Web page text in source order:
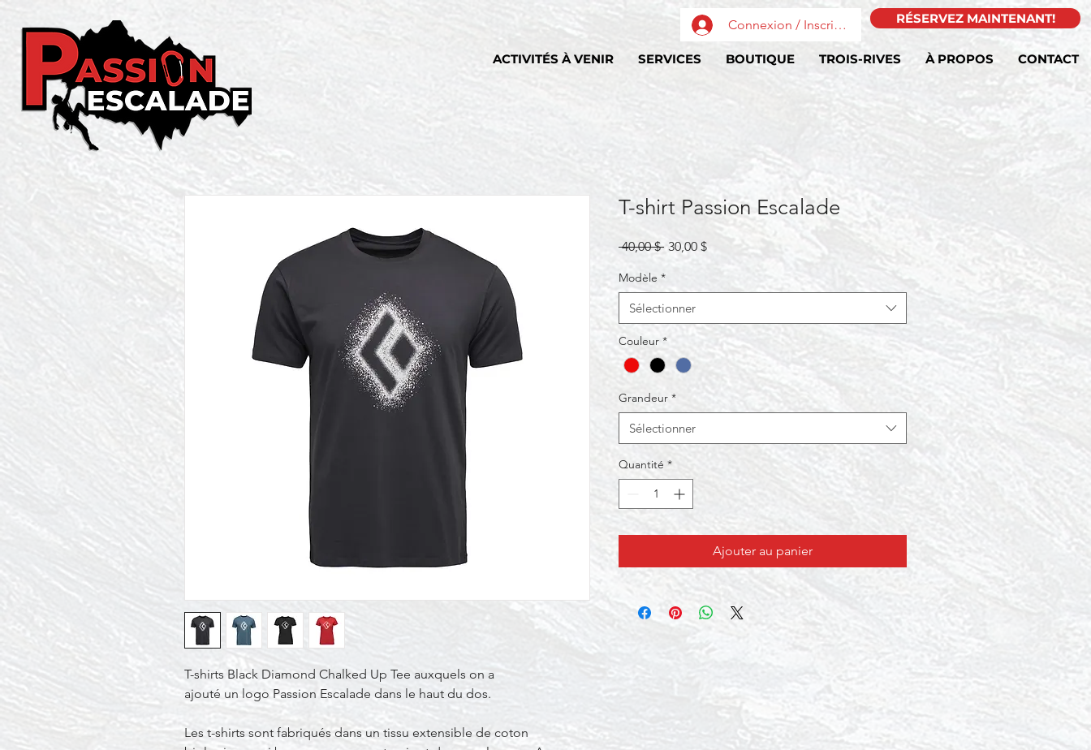
ACTIVITÉS À VENIR SERVICES BOUTIQUE TROIS-RIVES À PROPOS CONTACT
RÉSERVEZ MAINTENANT!
Connexion / Inscription
T-shirts Black Diamond Chalked Up Tee auxquels on a
ajouté un logo Passion Escalade dans le haut du dos.
Les t-shirts sont fabriqués dans un tissu extensible de coton
T-shirt Passion Escalade
40,00 $ Prix
30,00 $Prix
promotionnel
Modèle *
Sélectionner
Couleur *
Grandeur *
Sélectionner
Quantité *
Ajouter au panier